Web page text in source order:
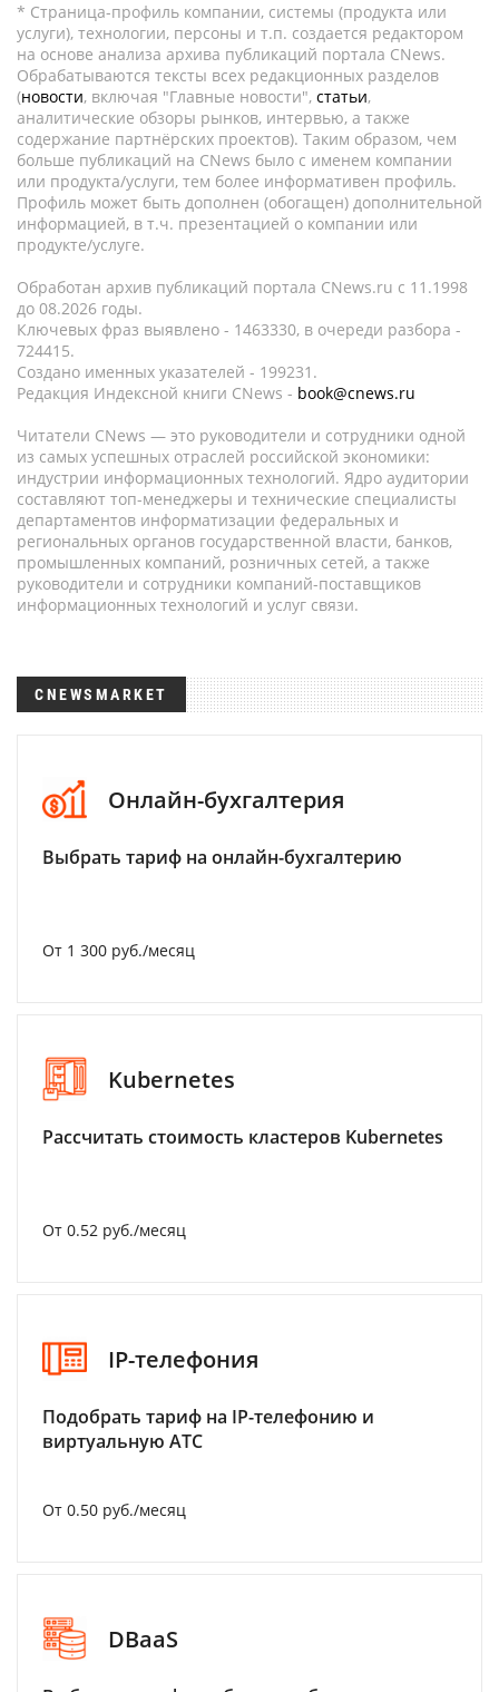
* Страница-профиль компании, системы (продукта или
услуги), технологии, персоны и т.п. создается редактором
на основе анализа архива публикаций портала CNews.
Обрабатываются тексты всех редакционных разделов
(новости, включая "Главные новости", статьи,
аналитические обзоры рынков, интервью, а также
содержание партнёрских проектов). Таким образом, чем
больше публикаций на CNews было с именем компании
или продукта/услуги, тем более информативен профиль.
Профиль может быть дополнен (обогащен) дополнительной
информацией, в т.ч. презентацией о компании или
продукте/услуге.
Обработан архив публикаций портала CNews.ru c 11.1998
до 08.2026 годы.
Ключевых фраз выявлено - 1463330, в очереди разбора -
724415.
Создано именных указателей - 199231.
Редакция Индексной книги CNews - book@cnews.ru
Читатели CNews — это руководители и сотрудники одной
из самых успешных отраслей российской экономики:
индустрии информационных технологий. Ядро аудитории
составляют топ-менеджеры и технические специалисты
департаментов информатизации федеральных и
региональных органов государственной власти, банков,
промышленных компаний, розничных сетей, а также
руководители и сотрудники компаний-поставщиков
информационных технологий и услуг связи.
CNEWSMARKET
Онлайн-бухгалтерия
Выбрать тариф на онлайн-бухгалтерию
От 1 300 руб./месяц
Kubernetes
Рассчитать стоимость кластеров Kubernetes
От 0.52 руб./месяц
IP-телефония
Подобрать тариф на IP-телефонию и
виртуальную АТС
От 0.50 руб./месяц
DBaaS